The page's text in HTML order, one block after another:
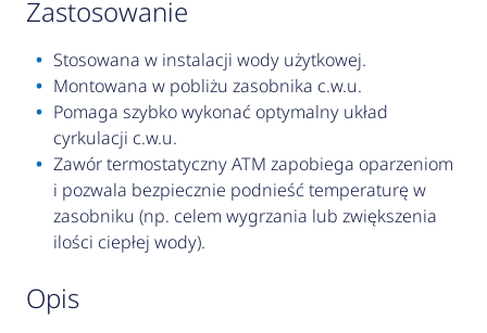
zastosowanie
Stosowana w instalacji wody użytkowej.
Montowana w pobliżu zasobnika c.w.u.
Pomaga szybko wykonać optymalny układ
cyrkulacji c.w.u.
Zawór termostatyczny ATM zapobiega oparzeniom
i pozwala bezpiecznie podnieść temperaturę w
zasobniku (np. celem wygrzania lub zwiększenia
ilości ciepłej wody).
opis